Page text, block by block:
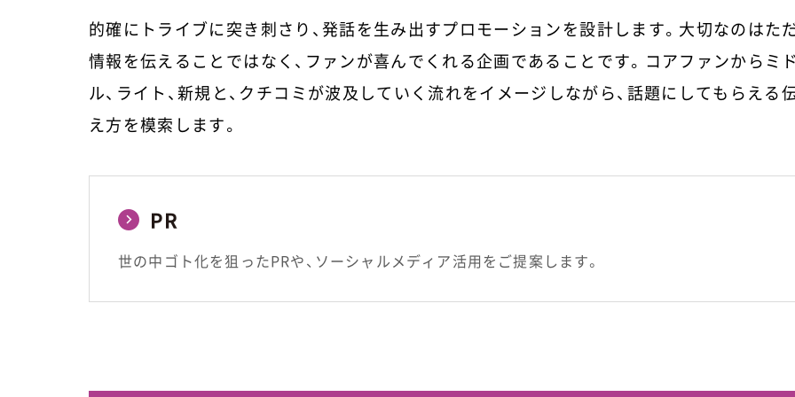
的確にトライブに突き刺さり、発話を生み出すプロモーションを設計します。大切なのはた
情報を伝えることではなく、ファンが喜んでくれる企画であることです。コアファンからミド
ル、ライト、新規と、クチコミが波及していく流れをイメージしながら、話題にしてもらえる
え方を模索します。
PR
世の中ゴト化を狙ったPRや、ソーシャルメディア活用をご提案します。